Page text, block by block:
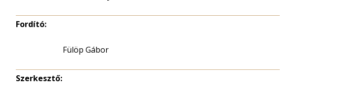
Fordító:
Fülöp Gábor
Szerkesztő: